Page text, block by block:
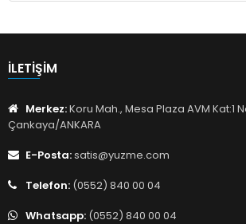
İLETIŞIM
Merkez:Koru Mah., Mesa Plaza AVM Kat:1
Çankaya/ANKARA
E-Posta:satis@yuzme.com
Telefon: (0552) 840 00 04
Whatsapp: (0552) 840 00 04